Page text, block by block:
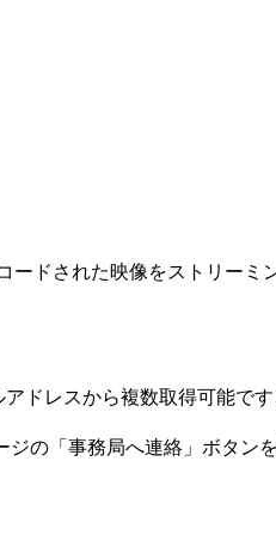
ドされた映像をストリーミ
ドレスから複数取得可能です
の「事務局へ連絡」ボタン